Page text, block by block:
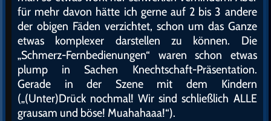
für mehr davon hätte ich gerne auf 2 bis 3 andere
der obigen Fäden verzichtet, schon um das Ganze
etwas komplexer darstellen zu können. Die
„Schmerz-Fernbedienungen“ waren schon etwas
plump in Sachen Knechtschaft-Präsentation.
Gerade in der Szene mit dem Kindern
(„(Unter)Drück nochmal! Wir sind schließlich ALLE
grausam und böse! Muahahaaa!“).